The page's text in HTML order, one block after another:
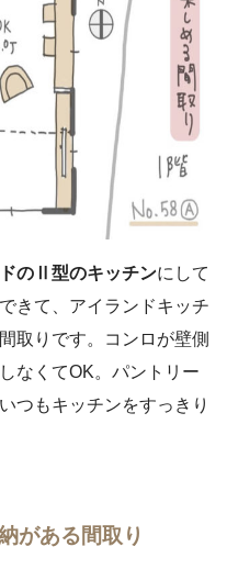
のⅡ型のキッチンにして
きて、アイランドキッチ
取りです。コンロが壁側
なくてOK。パントリー
つもキッチンをすっきり
がある間取り